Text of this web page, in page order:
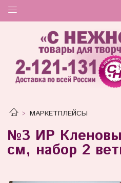
МАРКЕТПЛЕЙСЫ
№3 ИР
см, набор 2
Товар отсутствует